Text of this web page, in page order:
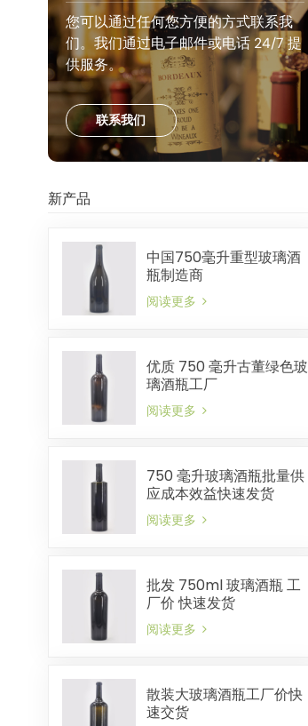
您可以通过任何您方便的方式联系我
们。我们通过电子邮件或电话 24/7 提
供服务。
联系我们
新产品
中国750毫升重型玻璃酒
瓶制造商
阅读更多
优质 750 毫升古董绿色玻
璃酒瓶工厂
阅读更多
750 毫升玻璃酒瓶批量供
应成本效益快速发货
阅读更多
批发 750ml 玻璃酒瓶 工
厂价 快速发货
阅读更多
散装大玻璃酒瓶工厂价快
速交货